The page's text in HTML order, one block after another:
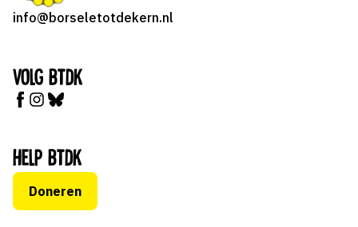
info@borseletotdekern.nl
Volg BTDK
Help BTDK
Doneren